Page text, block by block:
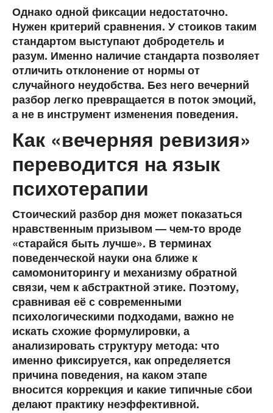
Однако одной фиксации недостаточно.
Нужен критерий сравнения. У стоиков таким
стандартом выступают добродетель и
разум. Именно наличие стандарта позволяет
отличить отклонение от нормы от
случайного неудобства. Без него вечерний
разбор легко превращается в поток эмоций,
а не в инструмент изменения поведения.
Как «вечерняя ревизия»
переводится на язык
психотерапии
Стоический разбор дня может показаться
нравственным призывом — чем-то вроде
«старайся быть лучше». В терминах
поведенческой науки она ближе к
самомониторингу и механизму обратной
связи, чем к абстрактной этике. Поэтому,
сравнивая её с современными
психологическими подходами, важно не
искать схожие формулировки, а
анализировать структуру метода: что
именно фиксируется, как определяется
причина поведения, на каком этапе
вносится коррекция и какие типичные сбои
делают практику неэффективной.